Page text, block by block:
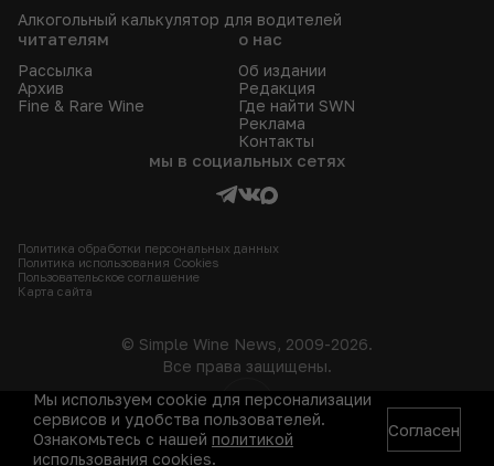
Алкогольный калькулятор для водителей
читателям
Рассылка
Архив
Fine & Rare Wine
о нас
Об издании
Редакция
Где найти SWN
Реклама
Контакты
мы в социальных сетях
Политика обработки персональных данных
Политика использования Сookies
Пользовательское соглашение
Карта сайта
18+
© Simple Wine News, 2009-2026.
Все права защищены.
Мы используем cookie для персонализации
сервисов и удобства пользователей.
Ознакомьтесь с нашей политикой
использования cookies.
Согласен